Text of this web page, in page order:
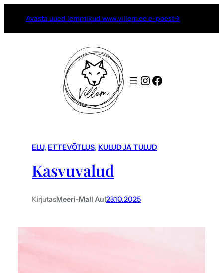
Avasta uued lemmikud www.villem.ee e-poest→
InstagramFacebook
ELU, ETTEVÕTLUS, KULUD JA TULUD
Kasvuvalud
KirjutasMeeri-Mall Aul28.10.2025